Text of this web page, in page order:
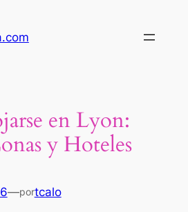
en Lyon:
y Hoteles
—portcalo